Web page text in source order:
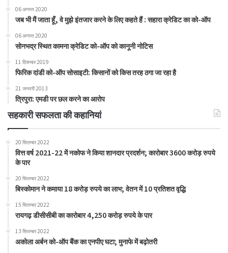
06 अगस्त 2020
जब भी मैं जाता हूँ, वे मुझे इंतजार करने के लिए कहते हैं : सहारा क्रेडिट का को-ऑप
06 अगस्त 2020
सोनभद्र स्थित कामना क्रेडिट को-ऑप को कानूनी नोटिस
11 दिसम्बर 2019
फिरिक दांडी को-ऑप सोसाइटी: किसानों को किस तरह ठगा जा रहा है
21 जनवरी 2013
त्रिपुरा: एमडी पर छल करने का आरोप
सहकारी सफलता की कहानियां
20 सितम्बर 2022
वित्त वर्ष 2021-22 में नकोफ ने किया शानदार प्रदर्शन; कारोबार 3600 करोड़ रुपये
के पार
20 सितम्बर 2022
बिस्कोमान ने कमाया 18 करोड़ रुपये का लाभ; वेतन में 10 प्रतिशत वृद्धि
15 सितम्बर 2022
रायगढ़ डीसीसीबी का कारोबार 4,250 करोड़ रुपये के पार
13 सितम्बर 2022
अकोला अर्बन को-ऑप बैंक का एनपीए घटा; मुनाफे में बढ़ोतरी